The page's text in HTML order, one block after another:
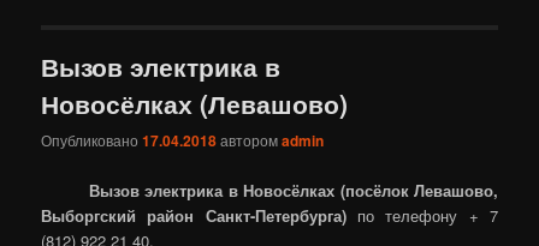
Вызов электрика в
Новосёлках (Левашово)
Опубликовано17.04.2018авторомadmin
Вызов электрика в Новосёлках (посёлок Левашово,
Выборгский район Санкт-Петербурга)по телефону + 7
(812) 922 21 40.